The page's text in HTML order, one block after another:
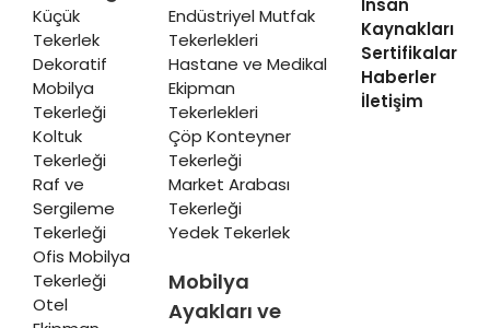
Küçük
Tekerlek
Dekoratif
Mobilya
Tekerleği
Koltuk
Tekerleği
Raf ve
Sergileme
Tekerleği
Ofis Mobilya
Tekerleği
Otel
Endüstriyel Mutfak
Tekerlekleri
Hastane ve Medikal
Ekipman
Tekerlekleri
Çöp Konteyner
Tekerleği
Market Arabası
Tekerleği
Yedek Tekerlek
Mobilya
Ayakları ve
İnsan
Kaynakları
Sertifikalar
Haberler
İletişim